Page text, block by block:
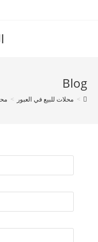
Blog
> محلات للبيع في العبور >